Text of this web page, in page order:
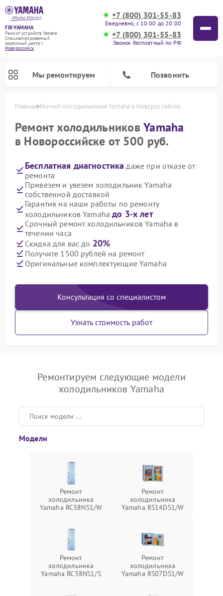
FIX-YAMAHA
Ремонт устройств Yamaha
Специализированный
cервисный центр г.
Новороссийск
+7 (800) 301-55-83
Ежедневно, с 10:00 до 20:00
+7 (800) 301-55-83
Звонок бесплатный по РФ
Мы ремонтируем Позвонить
Главная Ремонт холодильников Yamaha в Новороссийске
Ремонт холодильниковYamaha
в Новороссийске от 500 руб.
Бесплатная диагностика даже при отказе от
ремонта
Привезем и увезем холодильник Yamaha
собственной доставкой
Гарантия на наши работы по ремонту
холодильников Yamahaдо 3-х лет
Срочный ремонт холодильников Yamaha в
течении часа
Скидка для вас до 20%
Получите 1500 рублей на ремонт
Оригинальные комплектующие Yamaha
Консультация со специалистом
Узнать стоимость работ
Ремонтируем следующие модели
холодильников Yamaha
Модели
Ремонт
холодильника
Yamaha RC38NS1/W
Ремонт
холодильника
Yamaha RS14DS1/W
Ремонт
холодильника
Yamaha RC38NS1/S
Ремонт
холодильника
Yamaha RS07DS1/W